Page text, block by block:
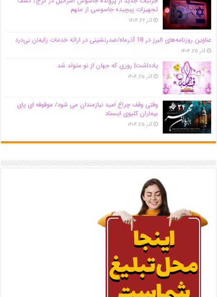
تجهیزات پیچیده جاسوسی از متهم
آذر ۲۶, ۱۴۰۴
عناوین روزنامه‌های البرز در ‌18 آذرماه/صدرنشینی در ارائه خدمات زایمان بی‌درد
آذر ۲۵, ۱۴۰۴
یادداشت| روزی که جهان از نو متولد شد
آذر ۲۵, ۱۴۰۴
وقتی وقف چراغ امید نیازمندان می شود/ موقوفه ای پای
بیماران کلیوی ایستاد
آذر ۲۵, ۱۴۰۴